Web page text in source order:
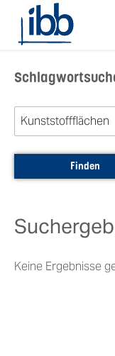
Skip to main navigation
Zum Hauptinhalt
Skip to page footer
Keine Ergebnisse